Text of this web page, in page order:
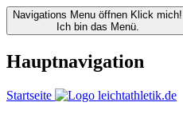
Navigations Menu öffnen Klick mich!
Ich bin das Menü.
Hauptnavigation
Startseite